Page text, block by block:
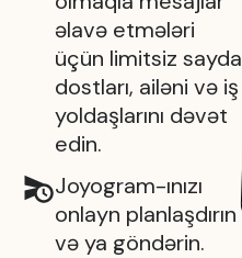
əlavə etmələri
üçün limitsiz sayda
dostları, ailəni və iş
yoldaşlarını dəvət
edin.
Joyogram-ınızı
onlayn planlaşdırın
və ya göndərin.